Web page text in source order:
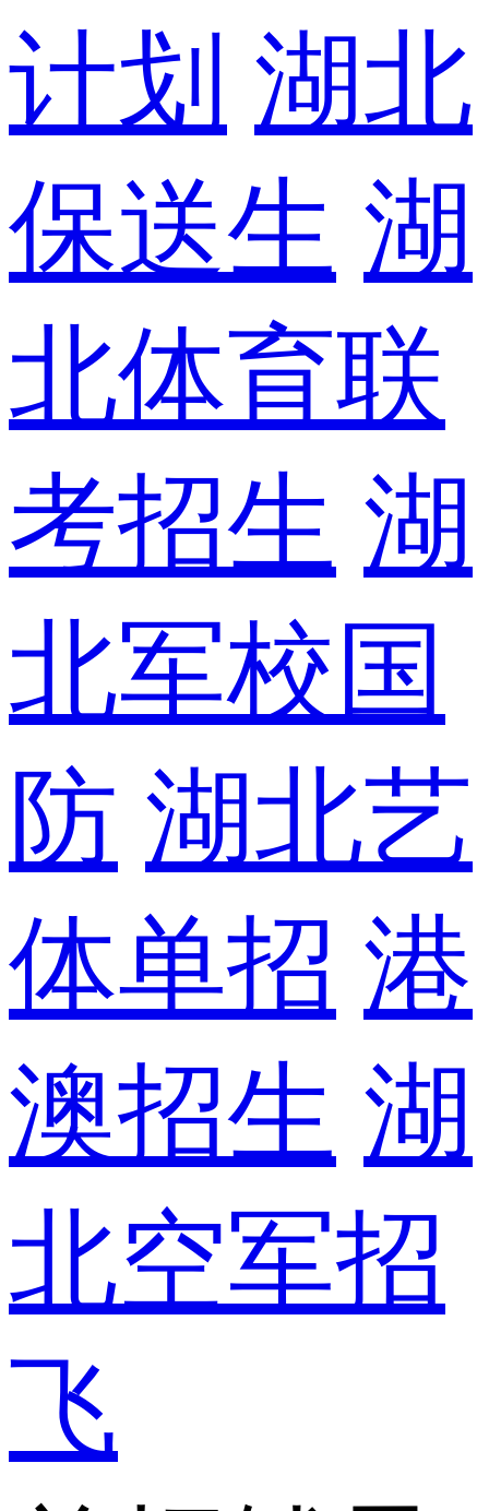
计划 湖北
保送生 湖
北体育联
考招生 湖
北军校国
防 湖北艺
体单招 港
澳招生 湖
北空军招
飞